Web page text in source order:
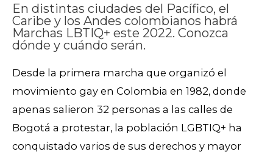
En distintas ciudades del Pacífico, el
Caribe y los Andes colombianos habrá
Marchas LBTIQ+ este 2022. Conozca
dónde y cuándo serán.
Desde la primera marcha que organizó el
movimiento gay en Colombia en 1982, donde
apenas salieron 32 personas a las calles de
Bogotá a protestar, la población LGBTIQ+ ha
conquistado varios de sus derechos y mayor